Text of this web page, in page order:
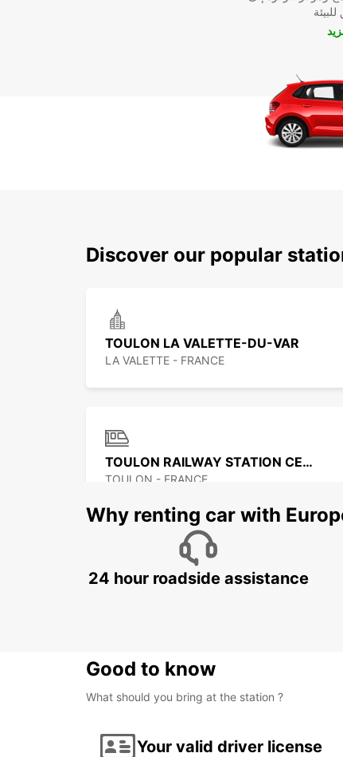
Discover our popular
TOULON LA VALETTE-DU-VAR
LA VALETTE - FRANCE
TOULON RAILWAY STATION CENTRAL
TOULON - FRANCE
SAINTE-MAXIME
Why renting car with
24 hour roadside assistance
Good to know
What should you bring at the station ?
Your valid driver license